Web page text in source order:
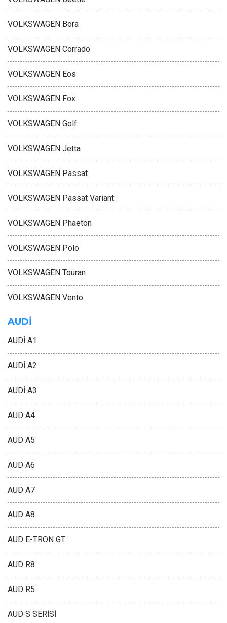
VOLKSWAGEN Bora
VOLKSWAGEN Corrado
VOLKSWAGEN Eos
VOLKSWAGEN Fox
VOLKSWAGEN Golf
VOLKSWAGEN Jetta
VOLKSWAGEN Passat
VOLKSWAGEN Passat Variant
VOLKSWAGEN Phaeton
VOLKSWAGEN Polo
VOLKSWAGEN Touran
VOLKSWAGEN Vento
AUDİ
AUDİ A1
AUDİ A2
AUDİ A3
AUD A4
AUD A5
AUD A6
AUD A7
AUD A8
AUD E-TRON GT
AUD R8
AUD R5
AUD S SERİSİ